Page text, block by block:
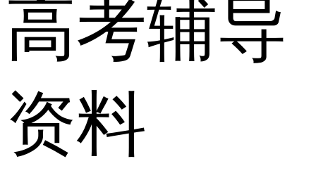
高考辅导
资料